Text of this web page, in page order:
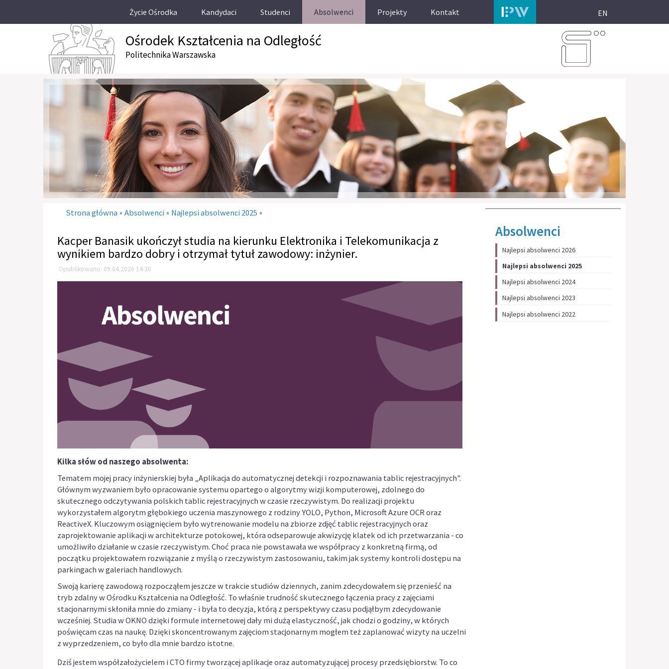
Życie Ośrodka Kandydaci Studenci Absolwenci Projekty Kontakt EN
Ośrodek Kształcenia na Odległość
Politechnika Warszawska
Absolwenci
Najlepsi absolwenci 2026
Najlepsi absolwenci 2025
Najlepsi absolwenci 2024
Najlepsi absolwenci 2023
Najlepsi absolwenci 2022
Strona główna » Absolwenci » Najlepsi absolwenci 2025 »
Kacper Banasik ukończył studia na kierunku Elektronika i Telekomunikacja z
wynikiem bardzo dobry i otrzymał tytuł zawodowy: inżynier.
Opublikowano: 09.04.2026 14:30
Kilka słów od naszego absolwenta:
Tematem mojej pracy inżynierskiej była „Aplikacja do automatycznej detekcji i rozpoznawania tablic rejestracyjnych".
Głównym wyzwaniem było opracowanie systemu opartego o algorytmy wizji komputerowej, zdolnego do
skutecznego odczytywania polskich tablic rejestracyjnych w czasie rzeczywistym. Do realizacji projektu
wykorzystałem algorytm głębokiego uczenia maszynowego z rodziny YOLO, Python, Microsoft Azure OCR oraz
ReactiveX. Kluczowym osiągnięciem było wytrenowanie modelu na zbiorze zdjęć tablic rejestracyjnych oraz
zaprojektowanie aplikacji w architekturze potokowej, która odseparowuje akwizycję klatek od ich przetwarzania - co
umożliwiło działanie w czasie rzeczywistym. Choć praca nie powstawała we współpracy z konkretną firmą, od
początku projektowałem rozwiązanie z myślą o rzeczywistym zastosowaniu, takim jak systemy kontroli dostępu na
parkingach w galeriach handlowych.
Swoją karierę zawodową rozpocząłem jeszcze w trakcie studiów dziennych, zanim zdecydowałem się przenieść na
tryb zdalny w Ośrodku Kształcenia na Odległość. To właśnie trudność skutecznego łączenia pracy z zajęciami
stacjonarnymi skłoniła mnie do zmiany - i była to decyzja, którą z perspektywy czasu podjąłbym zdecydowanie
wcześniej. Studia w OKNO dzięki formule internetowej dały mi dużą elastyczność, jak chodzi o godziny, w których
poświęcam czas na naukę. Dzięki skoncentrowanym zajęciom stacjonarnym mogłem też zaplanować wizyty na uczelni
z wyprzedzeniem, co było dla mnie bardzo istotne.
Dziś jestem współzałożycielem i CTO firmy tworzącej aplikacje oraz automatyzującej procesy przedsiębiorstw. To co